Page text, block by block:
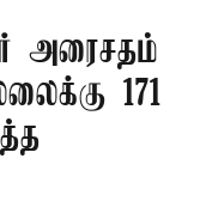
அரைசதம்
171